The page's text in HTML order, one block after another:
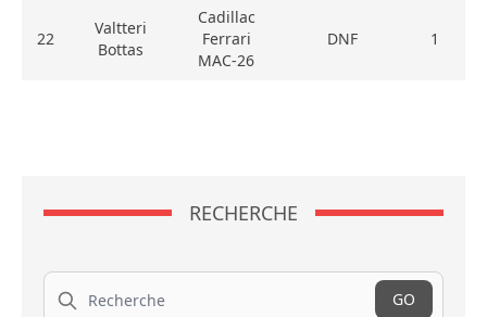
22
Valtteri
Bottas
Cadillac
Ferrari
MAC-26
DNF 1
RECHERCHE
Recherche
GO